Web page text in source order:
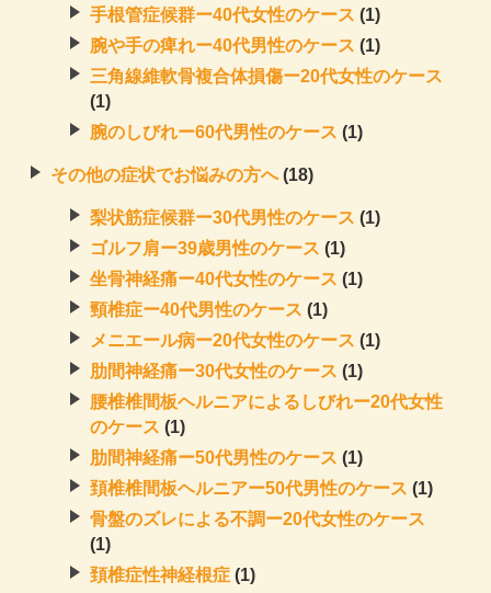
手根管症候群ー40代女性のケース (1)
腕や手の痺れー40代男性のケース (1)
三角線維軟骨複合体損傷ー20代女性のケース
(1)
腕のしびれー60代男性のケース (1)
その他の症状でお悩みの方へ(18)
梨状筋症候群ー30代男性のケース (1)
ゴルフ肩ー39歳男性のケース (1)
坐骨神経痛ー40代女性のケース (1)
頸椎症ー40代男性のケース (1)
メニエール病ー20代女性のケース (1)
肋間神経痛ー30代女性のケース (1)
腰椎椎間板ヘルニアによるしびれー20代女性
のケース (1)
肋間神経痛ー50代男性のケース (1)
頚椎椎間板ヘルニアー50代男性のケース (1)
骨盤のズレによる不調ー20代女性のケース
(1)
頚椎症性神経根症 (1)